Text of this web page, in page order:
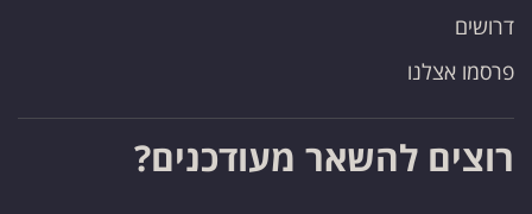
דרושים
פרסמו אצלנו
רוצים להשאר מעודכנים?